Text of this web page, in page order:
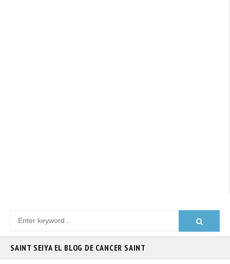
SAINT SEIYA EL BLOG DE CANCER SAINT